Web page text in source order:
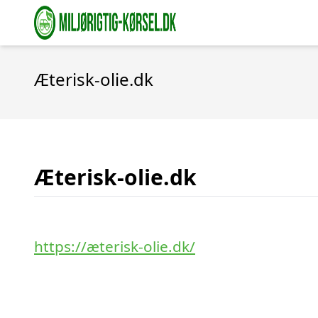
Æterisk-olie.dk
Æterisk-olie.dk
https://æterisk-olie.dk/